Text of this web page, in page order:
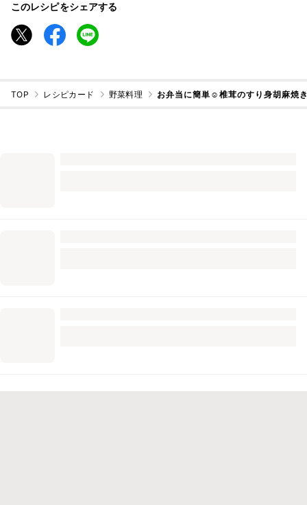
このレシピをシェアする
TOP レシピカード 野菜料理 お弁当に簡単☺椎茸のすり身胡麻焼